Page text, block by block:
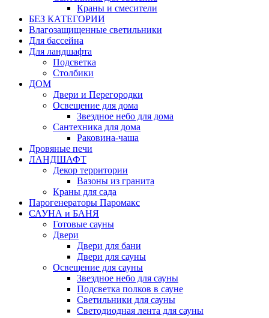
Краны и смесители
БЕЗ КАТЕГОРИИ
Влагозащищенные светильники
Для бассейна
Для ландшафта
Подсветка
Столбики
ДОМ
Двери и Перегородки
Освещение для дома
Звездное небо для дома
Сантехника для дома
Раковина-чаша
Дровяные печи
ЛАНДШАФТ
Декор территории
Вазоны из гранита
Краны для сада
Парогенераторы Паромакс
САУНА и БАНЯ
Готовые сауны
Двери
Двери для бани
Двери для сауны
Освещение для сауны
Звездное небо для сауны
Подсветка полков в сауне
Светильники для сауны
Светодиодная лента для сауны